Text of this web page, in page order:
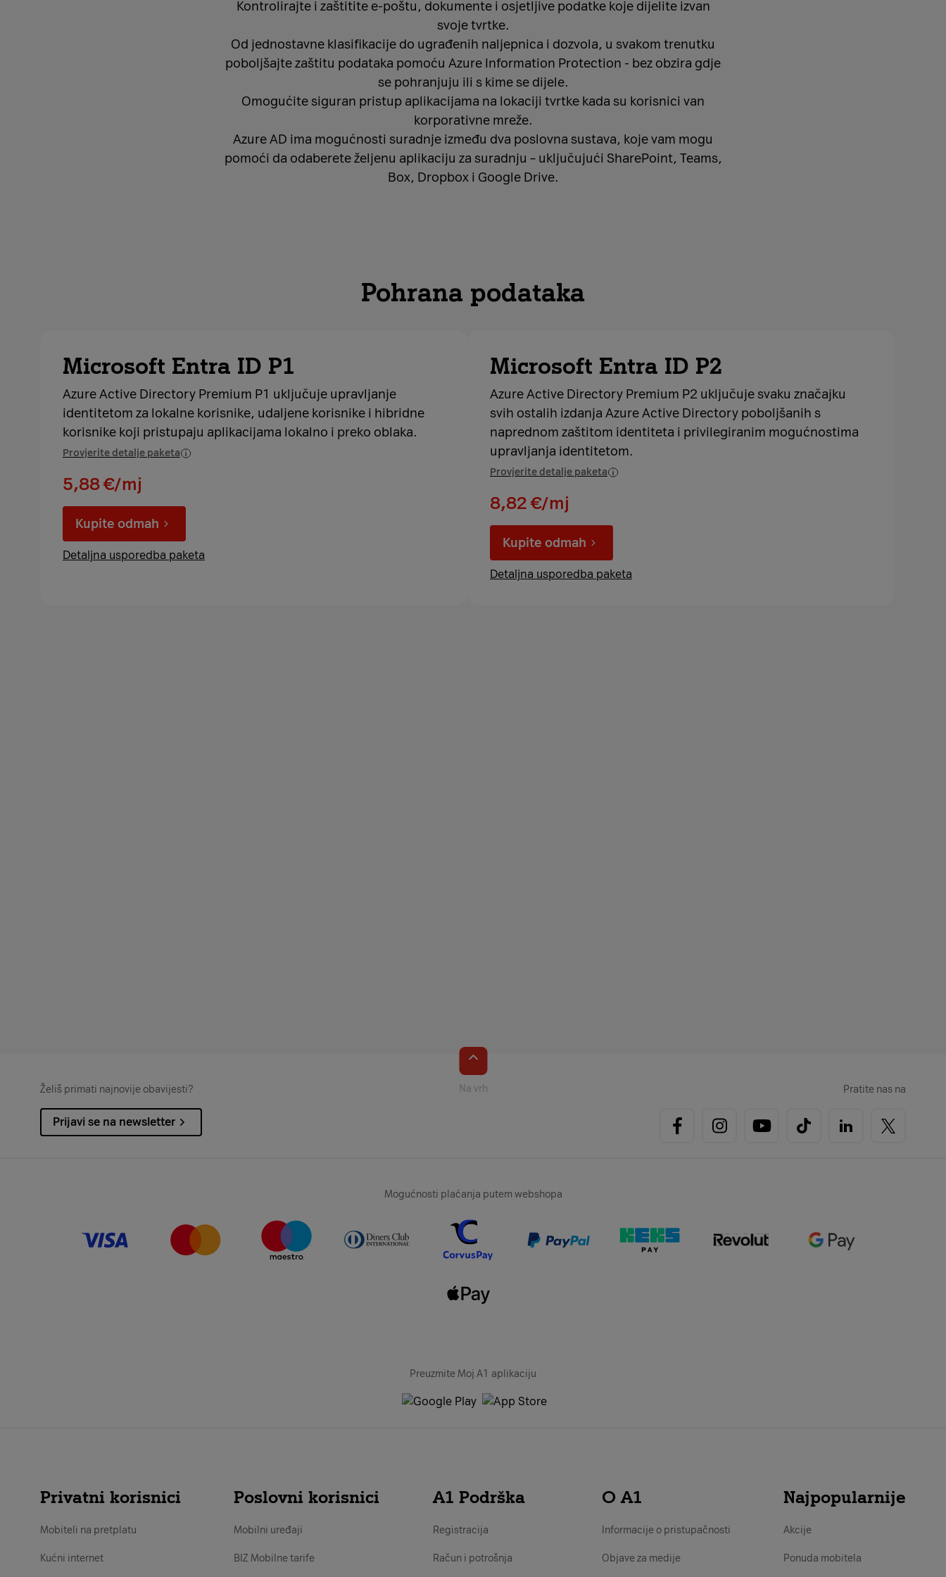
Kontrolirajte i zaštitite e-poštu, dokumente i osjetljive podatke koje dijelite izvan
svoje tvrtke.
Od jednostavne klasifikacije do ugrađenih naljepnica i dozvola, u svakom trenutku
poboljšajte zaštitu podataka pomoću Azure Information Protection - bez obzira gdje
se pohranjuju ili s kime se dijele.
Omogućite siguran pristup aplikacijama na lokaciji tvrtke kada su korisnici van
korporativne mreže.
Azure AD ima mogućnosti suradnje između dva poslovna sustava, koje vam mogu
pomoći da odaberete željenu aplikaciju za suradnju – uključujući SharePoint, Teams,
Box, Dropbox i Google Drive.
Pohrana podataka
Microsoft Entra ID P1
Azure Active Directory Premium P1 uključuje upravljanje
identitetom za lokalne korisnike, udaljene korisnike i hibridne
korisnike koji pristupaju aplikacijama lokalno i preko oblaka.
Provjerite detalje paketa
5,88 €/mj
Kupite odmah
Detaljna usporedba paketa
Microsoft Entra ID P2
Azure Active Directory Premium P2 uključuje svaku značajku
svih ostalih izdanja Azure Active Directory poboljšanih s
naprednom zaštitom identiteta i privilegiranim mogućnostima
upravljanja identitetom.
Provjerite detalje paketa
8,82 €/mj
Kupite odmah
Detaljna usporedba paketa
Na vrh
Želiš primati najnovije obavijesti?
Prijavi se na newsletter
Pratite nas na
Mogućnosti plaćanja putem webshopa
Preuzmite Moj A1 aplikaciju
Privatni korisnici
Mobiteli na pretplatu
Kućni internet
Poslovni korisnici
Mobilni uređaji
BIZ Mobilne tarife
A1 Podrška
Registracija
Račun i potrošnja
O A1
Informacije o pristupačnosti
Objave za medije
Najpopularnije
Akcije
Ponuda mobitela